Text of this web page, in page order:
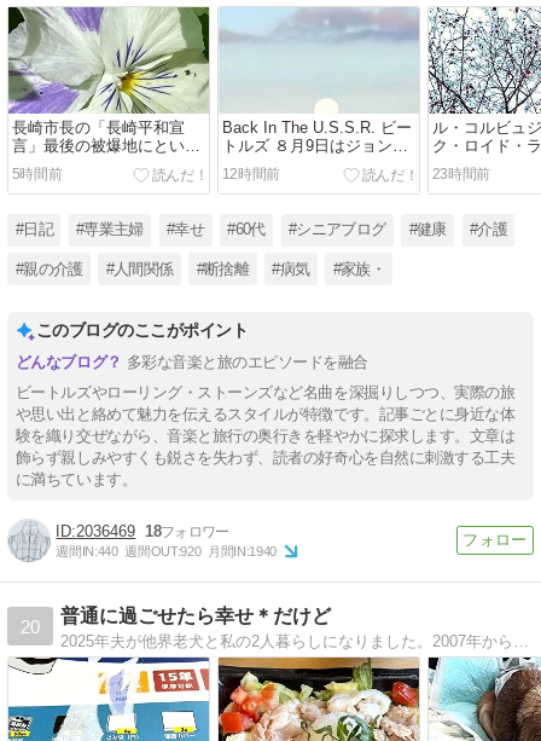
長崎市長の「長崎平和宣
言」最後の被爆地にという
願いと叫び
5時間前
Back In The U.S.S.R. ビー
トルズ ８月9日はジョンが
新人シルキーをプロデュー
スした日
12時間前
ル・コルビュ
ク・ロイド・
とも分かって
23時間前
#日記 #専業主婦 #幸せ #60代 #シニアブログ #健康 #介護
#親の介護 #人間関係 #断捨離 #病気 #家族・
このブログのここがポイント
多彩な音楽と旅のエピソードを融合
ビートルズやローリング・ストーンズなど名曲を深掘りしつつ、実際の旅
や思い出と絡めて魅力を伝えるスタイルが特徴です。記事ごとに身近な体
験を織り交ぜながら、音楽と旅行の奥行きを軽やかに探求します。文章は
飾らず親しみやすくも鋭さを失わず、読者の好奇心を自然に刺激する工夫
に満ちています。
2036469 18
週間IN:440 週間OUT:920 月間IN:1940
20
普通に過ごせたら幸せ＊だけど